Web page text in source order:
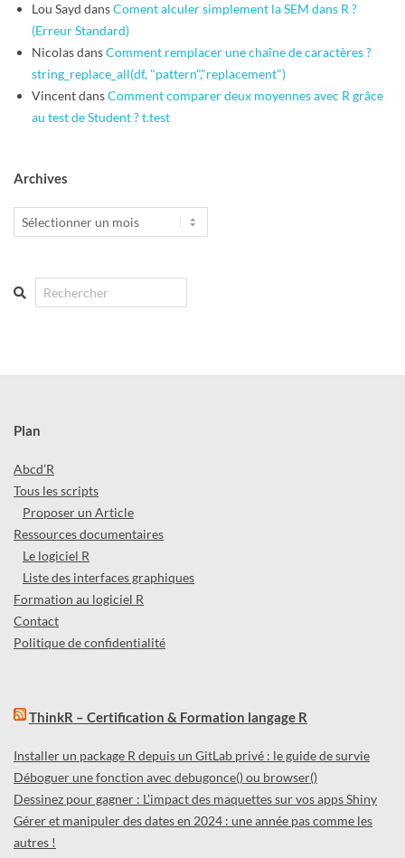
Lou Sayd dansComent alculer simplement la SEM dans R ?
(Erreur Standard)
NicolasdansComment remplacer une chaîne de caractères ?
string_replace_all(df, "pattern","replacement")
VincentdansComment comparer deux moyennes avec R grâce
au test de Student ? t.test
Archives
Archives
Search
Plan
Abcd’R
Tous les scripts
Proposer un Article
Ressources documentaires
Le logiciel R
Liste des interfaces graphiques
Formation au logiciel R
Contact
Politique de confidentialité
ThinkR – Certification & Formation langage R
Installer un package R depuis un GitLab privé : le guide de survie
Déboguer une fonction avec debugonce() ou browser()
Dessinez pour gagner : L’impact des maquettes sur vos apps Shiny
Gérer et manipuler des dates en 2024 : une année pas comme les
autres !